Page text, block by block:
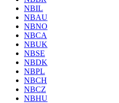
NBIL
NBAU
NBNO
NBCA
NBUK
NBSE
NBDK
NBPL
NBCH
NBCZ
NBHU